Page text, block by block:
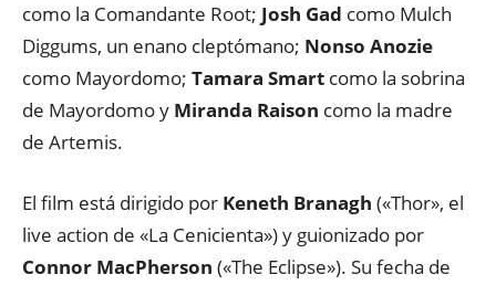
como la Comandante Root; Josh Gad como Mulch
Diggums, un enano cleptómano; Nonso Anozie
como Mayordomo; Tamara Smart como la sobrina
de Mayordomo y Miranda Raison como la madre
de Artemis.
El film está dirigido por Keneth Branagh («Thor», el
live action de «La Cenicienta») y guionizado por
Connor MacPherson («The Eclipse»). Su fecha de